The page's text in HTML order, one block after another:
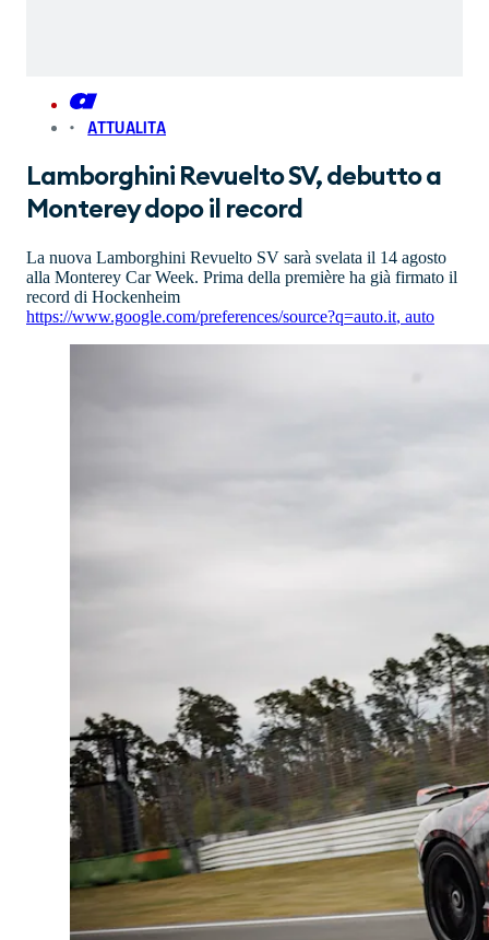
ATTUALITA
Lamborghini Revuelto SV, debutto a
Monterey dopo il record
La nuova Lamborghini Revuelto SV sarà svelata il 14 agosto
alla Monterey Car Week. Prima della première ha già firmato il
record di Hockenheim
https://www.google.com/preferences/source?q=auto.it, auto